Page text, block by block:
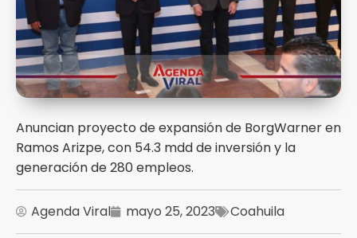
Anuncian proyecto de expansión de BorgWarner en
Ramos Arizpe, con 54.3 mdd de inversión y la
generación de 280 empleos.
Agenda Viral mayo 25, 2023 Coahuila